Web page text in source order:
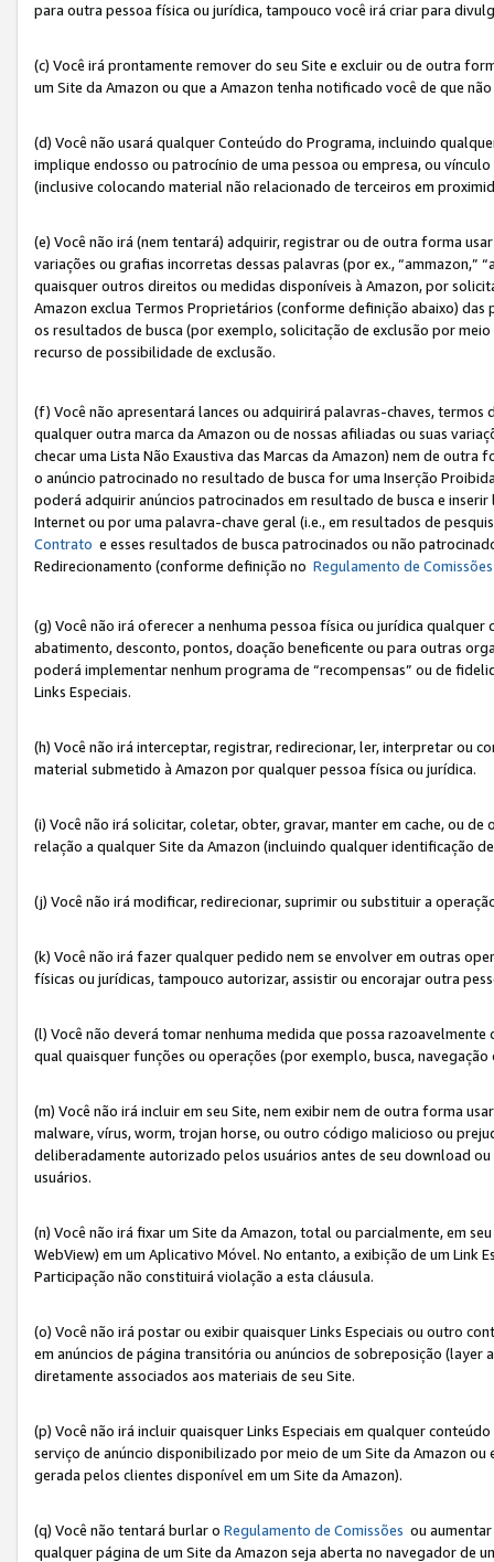
para outra pessoa física ou jurídica, tampouco você irá criar para
(c) Você irá prontamente remover do seu Site e excluir ou de outra
um Site da Amazon ou que a Amazon tenha notificado você de que
(d) Você não usará qualquer Conteúdo do Programa, incluindo
implique endosso ou patrocínio de uma pessoa ou empresa, ou
(inclusive colocando material não relacionado de terceiros em
(e) Você não irá (nem tentará) adquirir, registrar ou de outra forma
variações ou grafias incorretas dessas palavras (por ex., “ammazon,”
quaisquer outros direitos ou medidas disponíveis à Amazon, por
Amazon exclua Termos Proprietários (conforme definição abaixo)
os resultados de busca (por exemplo, solicitação de exclusão por
recurso de possibilidade de exclusão.
(f) Você não apresentará lances ou adquirirá palavras-chaves,
qualquer outra marca da Amazon ou de nossas afiliadas ou suas
checar uma Lista Não Exaustiva das Marcas da Amazon) nem de
o anúncio patrocinado no resultado de busca for uma Inserção
poderá adquirir anúncios patrocinados em resultado de busca e
Internet ou por uma palavra-chave geral (i.e., em resultados de
Contrato e esses resultados de busca patrocinados ou não
Redirecionamento (conforme definição no Regulamento de Comissões
(g) Você não irá oferecer a nenhuma pessoa física ou jurídica
abatimento, desconto, pontos, doação beneficente ou para outras
poderá implementar nenhum programa de “recompensas” ou de
Links Especiais.
(h) Você não irá interceptar, registrar, redirecionar, ler, interpretar
material submetido à Amazon por qualquer pessoa física ou jurídica.
(i) Você não irá solicitar, coletar, obter, gravar, manter em cache, ou
relação a qualquer Site da Amazon (incluindo qualquer identificação
(j) Você não irá modificar, redirecionar, suprimir ou substituir a
(k) Você não irá fazer qualquer pedido nem se envolver em outras
físicas ou jurídicas, tampouco autorizar, assistir ou encorajar outra
(l) Você não deverá tomar nenhuma medida que possa
qual quaisquer funções ou operações (por exemplo, busca,
(m) Você não irá incluir em seu Site, nem exibir nem de outra forma
malware, vírus, worm, trojan horse, ou outro código malicioso ou
deliberadamente autorizado pelos usuários antes de seu download
usuários.
(n) Você não irá fixar um Site da Amazon, total ou parcialmente, em
WebView) em um Aplicativo Móvel. No entanto, a exibição de um Link
Participação não constituirá violação a esta cláusula.
(o) Você não irá postar ou exibir quaisquer Links Especiais ou outro
em anúncios de página transitória ou anúncios de sobreposição
diretamente associados aos materiais de seu Site.
(p) Você não irá incluir quaisquer Links Especiais em qualquer
serviço de anúncio disponibilizado por meio de um Site da Amazon
gerada pelos clientes disponível em um Site da Amazon).
(q) Você não tentará burlar o Regulamento de Comissões ou
qualquer página de um Site da Amazon seja aberta no navegador de